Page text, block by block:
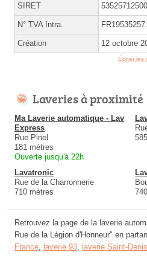
SIRET
N° TVA Intra.
Création 12 octobre
Éditer les
Laveries à proximité
Ma Laverie automatique - Lav
Express
Rue Pinel
181 mètres
Ouverte jusqu'à 22h
Lavatronic
Rue de la Charronnerie
710 mètres
Retrouvez la page de la laverie
Rue de la Légion d'Honneur" en
France
laverie 93 laverie Saint-Denis